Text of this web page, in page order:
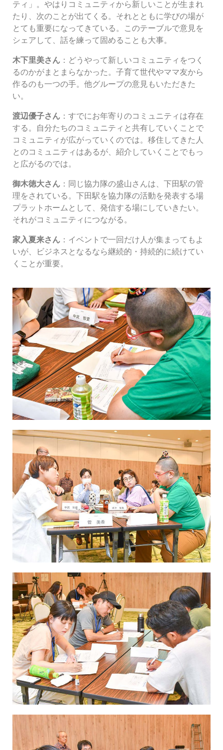
ティ」。やはりコミュニティから新しいことが生まれ
たり、次のことが出てくる。それとともに学びの場が
とても重要になってきている。このテーブルで意見を
シェアして、話を練って固めることも大事。
木下里美さん ：どうやって新しいコミュニティをつく
るのかがまとまらなかった。子育て世代やママ友から
作るのも一つの手。他グループの意見もいただきた
い。
渡辺優子さん ：すでにお年寄りのコミュニティは存在
する。自分たちのコミュニティと共有していくことで
コミュニティが広がっていくのでは。移住してきた人
とのコミュニティはあるが、紹介していくことでもっ
と広がるのでは。
御木徳大さん ：同じ協力隊の盛山さんは、下田駅の管
理をされている。下田駅を協力隊の活動を発表する場
プラットホームとして、発信する場にしていきたい。
それがコミュニティにつながる。
家入夏来さん ：イベントで一回だけ人が集まってもよ
いが、ビジネスとなるなら継続的・持続的に続けてい
くことが重要。